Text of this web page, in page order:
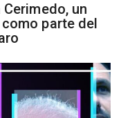
un
parte del